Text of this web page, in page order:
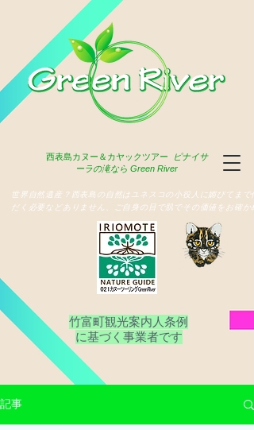
西表島カヌー＆カヤックツアー
ピナイサ
ーラの滝なら Green River
竹富町観光案内人条例
​に基づく事業者です
世界自然遺産？西表島の自然はユネスコの小役人に媚びてまで
だく必要などありません、ご自身の目で肌でその価値をお確か
記事